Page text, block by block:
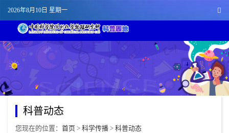
2026年8月10日 星期一
科普动态
您现在的位置： 首页 > 科学传播 > 科普动态